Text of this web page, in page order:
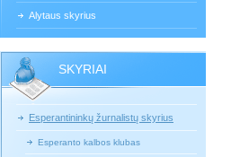
Alytaus skyrius
SKYRIAI
Esperantininkų žurnalistų skyrius
Esperanto kalbos klubas